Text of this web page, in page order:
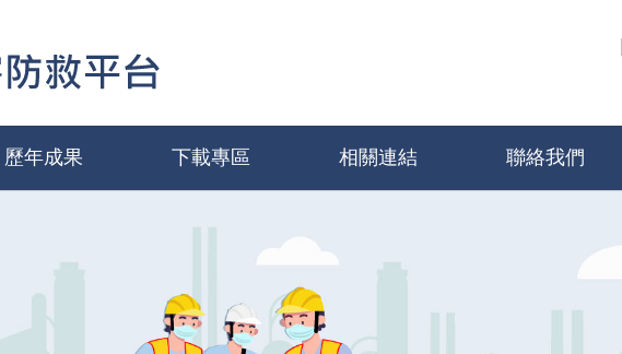
歷年成果 下載專區 相關連結 聯絡我們